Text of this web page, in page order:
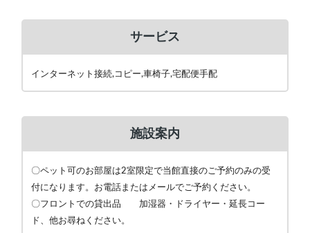
サービス
インターネット接続,コピー,車椅子,宅配便手配
施設案内
〇ペット可のお部屋は2室限定で当館直接のご予約のみの受
付になります。お電話またはメールでご予約ください。
〇フロントでの貸出品 加湿器・ドライヤー・延長コー
ド、他お尋ねください。